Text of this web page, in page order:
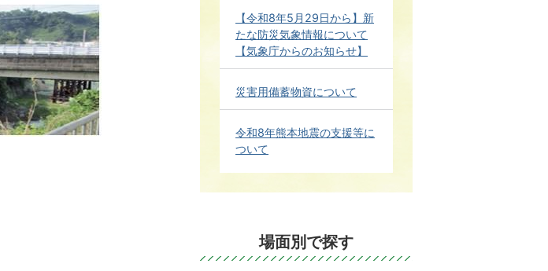
【令和8年5月29日から】新
たな防災気象情報について
【気象庁からのお知らせ】
災害用備蓄物資について
令和8年熊本地震の支援等に
ついて
場面別で探す